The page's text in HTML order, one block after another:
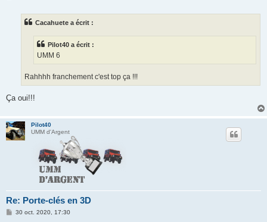
Cacahuete a écrit :
Pilot40 a écrit :
UMM 6
Rahhhh franchement c'est top ça !!!
Ça oui!!!
Pilot40
UMM d'Argent
Re: Porte-clés en 3D
M30 oct. 2020, 17:30